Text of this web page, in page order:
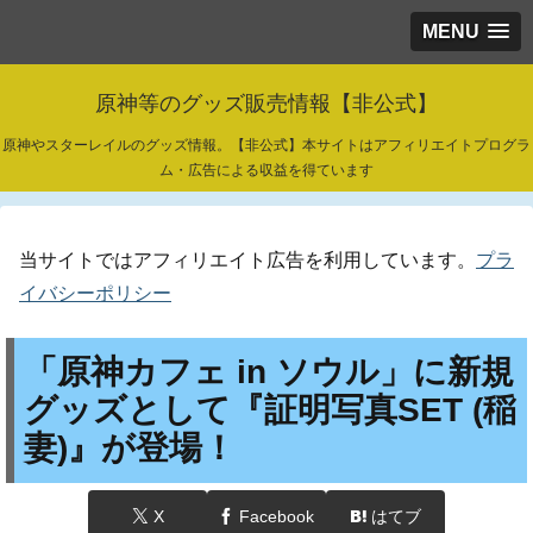
MENU
原神等のグッズ販売情報【非公式】
原神やスターレイルのグッズ情報。【非公式】本サイトはアフィリエイトプログラ
ム・広告による収益を得ています
当サイトではアフィリエイト広告を利用しています。 プラ
イバシーポリシー
「原神カフェ in ソウル」に新規
グッズとして『証明写真SET (稲
妻)』が登場！
X Facebook はてブ